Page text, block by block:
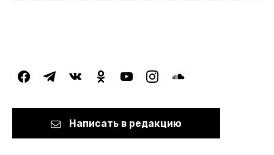
facebooktelegramvkontakteodnoklassniki
youtubeinstagramsoundcloud
Написать в редакцию